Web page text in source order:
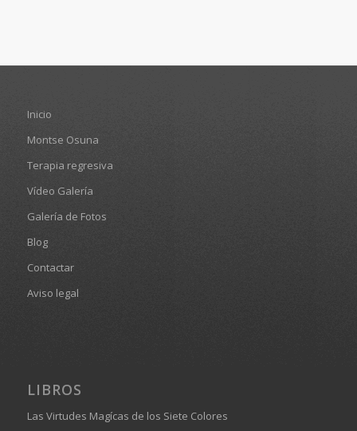
Inicio
Montse Osuna
Terapia regresiva
Vídeo Galería
Galería de Fotos
Blog
Contactar
Aviso legal
LIBROS
Las Virtudes Magícas de los Siete Colores